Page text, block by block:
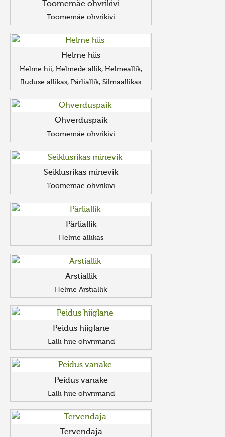
Toomemäe ohvrikivi
Toomemäe ohvrikivi
Helme hiis
Helme hii, Helmede allik, Helmeallik,
Iluduse allikas, Pärliallik, Silmaallikas
Ohverduspaik
Toomemäe ohvrikivi
Seiklusrikas minevik
Toomemäe ohvrikivi
Pärliallik
Helme allikas
Arstiallik
Helme Arstiallik
Peidus hiiglane
Lalli hiie ohvrimänd
Peidus vanake
Lalli hiie ohvrimänd
Tervendaja